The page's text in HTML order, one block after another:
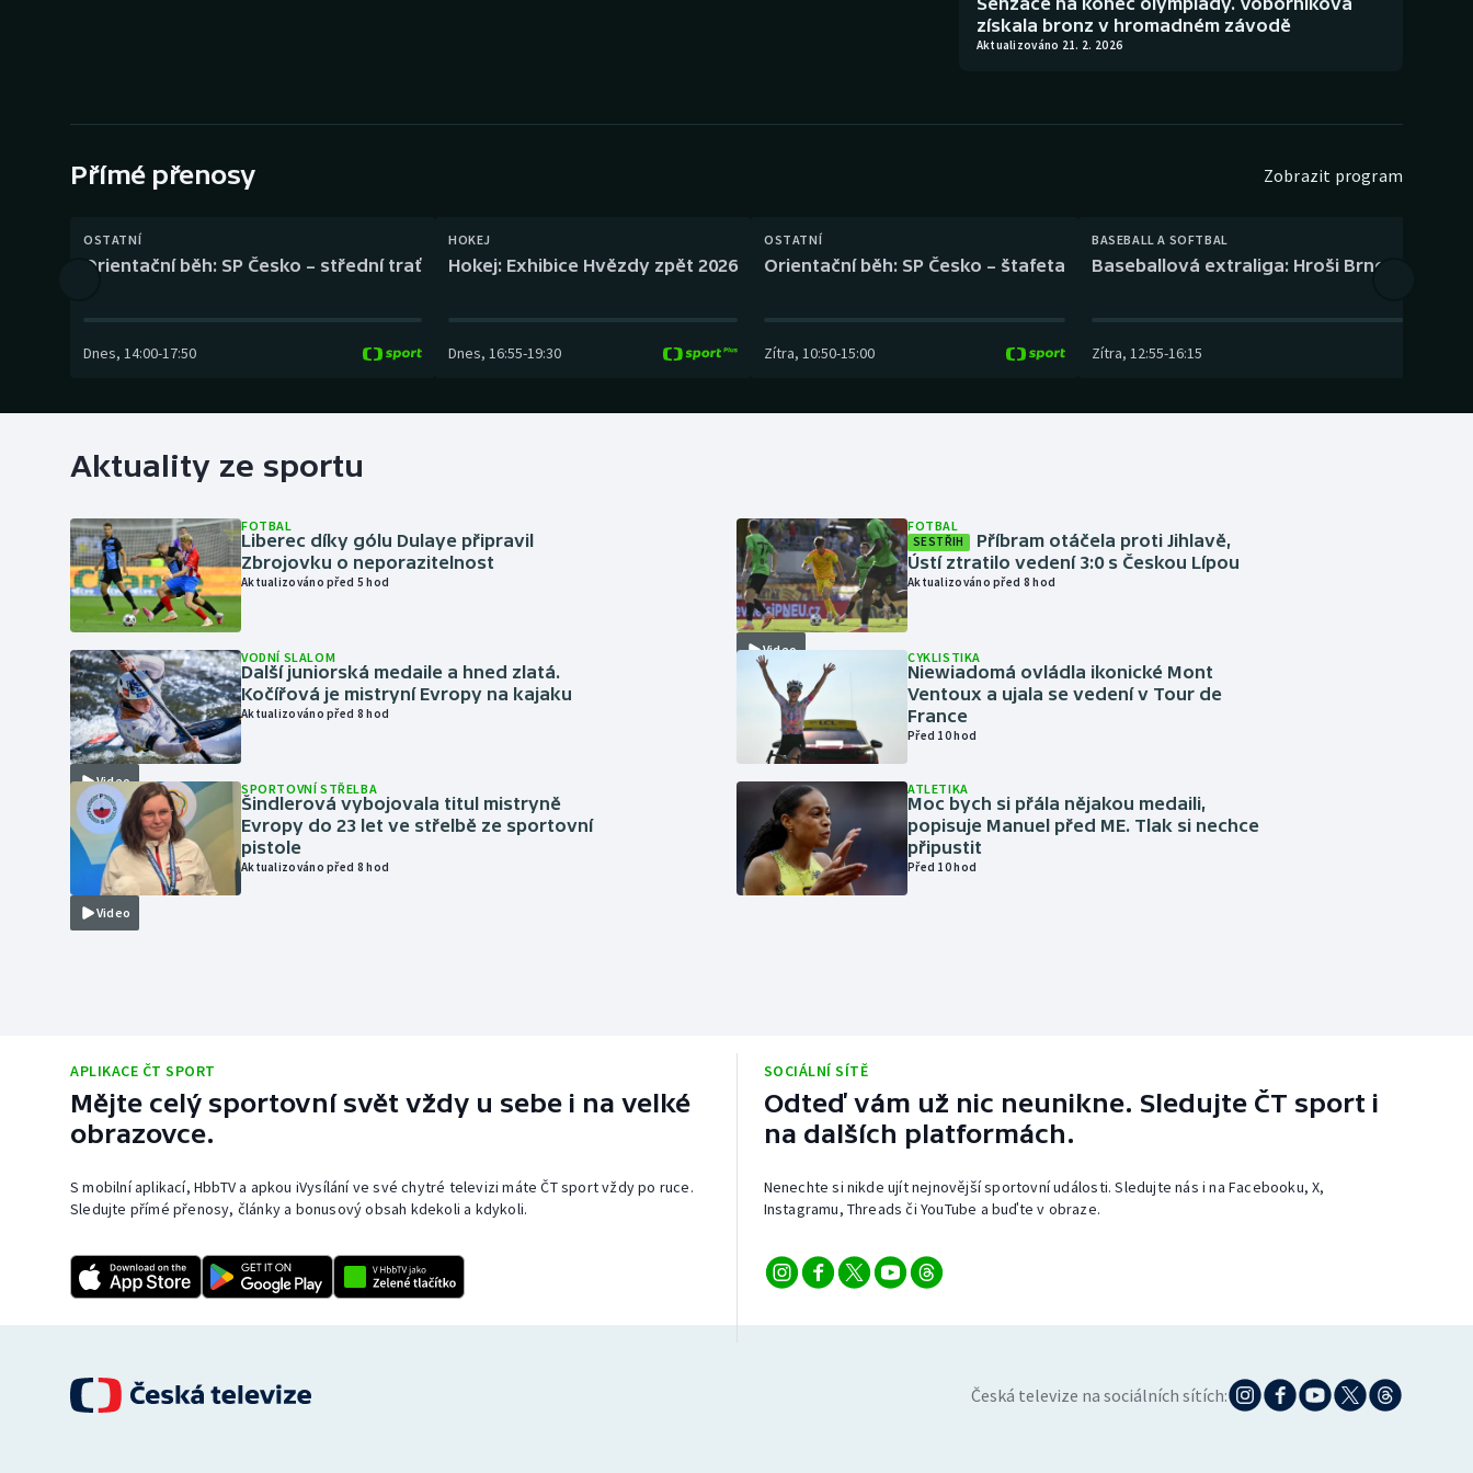
Gymnastika Plážový volejbal
získala bronz v hromadném závodě
Aktualizováno 21. 2. 2026
Přímé přenosy Zobrazit program
OSTATNÍ
Orientační běh: SP Česko – střední trať
Dnes, 14:00-17:50
HOKEJ
Hokej: Exhibice Hvězdy zpět 2026
Dnes, 16:55-19:30
OSTATNÍ
Orientační běh: SP Česko – štafeta
Zítra, 10:50-15:00
BASEBALL A SOFTBAL
Baseballová extraliga: Hroši Brno – Eagles
Zítra, 12:55-16:15
Aktuality ze sportu
FOTBAL
Liberec díky gólu Dulaye připravil
Zbrojovku o neporazitelnost
Aktualizováno před 5 hod
Video
VODNÍ SLALOM
Další juniorská medaile a hned zlatá.
Kočířová je mistryní Evropy na kajaku
Aktualizováno před 8 hod
Video
SPORTOVNÍ STŘELBA
Šindlerová vybojovala titul mistryně
Evropy do 23 let ve střelbě ze sportovní
pistole
Aktualizováno před 8 hod
Video
FOTBAL
SESTŘIH
Příbram otáčela proti Jihlavě,
Ústí ztratilo vedení 3:0 s Českou Lípou
Aktualizováno před 8 hod
CYKLISTIKA
Niewiadomá ovládla ikonické Mont
Ventoux a ujala se vedení v Tour de
France
Před 10 hod
ATLETIKA
Moc bych si přála nějakou medaili,
popisuje Manuel před ME. Tlak si nechce
připustit
Před 10 hod
APLIKACE ČT SPORT
Mějte celý sportovní svět vždy u sebe i na velké
obrazovce.
S mobilní aplikací, HbbTV a apkou iVysílání ve své chytré televizi máte ČT sport vždy po ruce.
Sledujte přímé přenosy, články a bonusový obsah kdekoli a kdykoli.
SOCIÁLNÍ SÍTĚ
Odteď vám už nic neunikne. Sledujte ČT sport i
na dalších platformách.
Nenechte si nikde ujít nejnovější sportovní události. Sledujte nás i na Facebooku, X,
Instagramu, Threads či YouTube a buďte v obraze.
Česká televize na sociálních sítích: